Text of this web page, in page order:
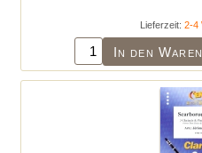
Lieferzeit: 2-4
In den